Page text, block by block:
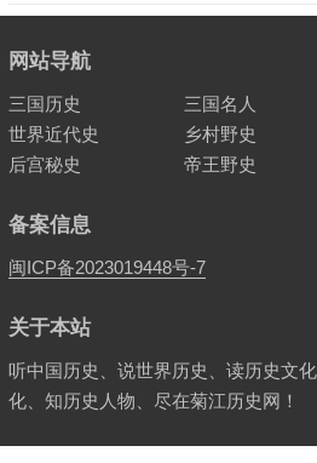
网站导航
三国历史 三国名人
世界近代史
乡村野史
后宫秘史
帝王野史
备案信息
闽ICP备2023019448号-7
关于本站
听中国历史、说世界历史、读历史文
化、知历史人物、尽在菊江历史网！